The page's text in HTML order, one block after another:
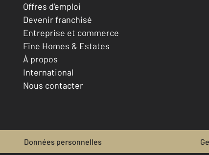
Offres d'emploi
Devenir franchisé
Entreprise et commerce
Fine Homes & Estates
À propos
International
Nous contacter
Données personnelles